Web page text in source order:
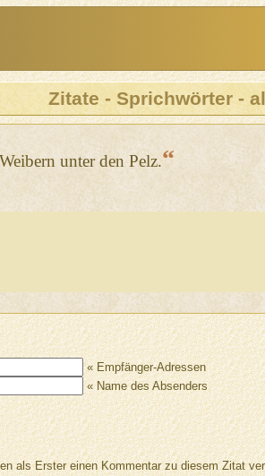
Zitate - Sprichwörter -
unter den Pelz.“
« Empfänger-Adressen
« Name des Absenders
als Erster einen Kommentar zu diesem Zitat